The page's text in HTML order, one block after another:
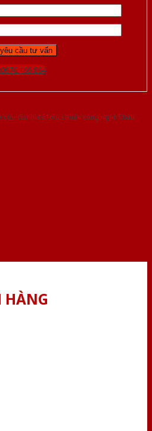
0976.169.864
cửa theo tiêu chuẩn công nghệ Châu
HÀNG